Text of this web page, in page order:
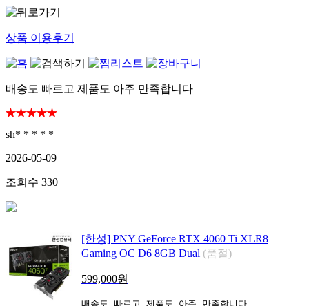
상품 이용후기
배송도 빠르고 제품도 아주 만족합니다
sh* * * * *
2026-05-09
조회수 330
[한성] PNY GeForce RTX 4060 Ti XLR8
Gaming OC D6 8GB Dual (품절)
599,000원
배송도 빠르고 제품도 아주 만족합니다